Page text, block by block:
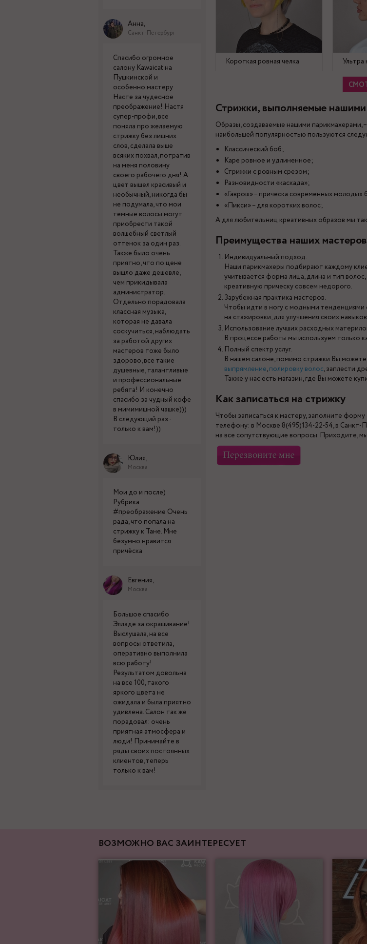
Анна,
Санкт-Петербург
Спасибо огромное
салону Kawaicat на
Пушкинской и
особенно мастеру
Насте за чудесное
преображение! Настя
супер-профи, все
поняла про желаемую
стрижку без лишних
слов, сделала выше
всяких похвал, потратив
на меня половину
своего рабочего дня! А
цвет вышел красивый и
необычный, никогда бы
не подумала, что мои
темные волосы могут
приобрести такой
волшебный светлый
оттенок за один раз.
Также было очень
приятно, что по цене
вышло даже дешевле,
чем прикидывала
администратор.
Отдельно порадовала
классная музыка,
которая не давала
соскучиться, наблюдать
за работой других
мастеров тоже было
здорово, все такие
душевные, талантливые
и профессиональные
ребята! И конечно
спасибо за чудный кофе
в мимимишной чашке)))
В следующий раз -
только к вам!))
Юлия,
Москва
Мои до и после)
Рубрика
#преображение Очень
рада, что попала на
стрижку к Тане. Мне
безумно нравится
причёска
Евгения,
Москва
Большое спасибо
Элладе за окрашивание!
Выслушала, на все
вопросы ответила,
оперативно выполнила
всю работу!
Результатом довольна
на все 100, такого
яркого цвета не
ожидала и была приятно
удивлена. Салон так же
порадовал: очень
приятная атмосфера и
люди! Принимайте в
ряды своих постоянных
клиентов, теперь
только к вам!
Короткая ровная челка
Ультра
Стрижки, выполняемые
Образы, создаваемые нашими парикмахерами,
наибольшей популярностью пользуются
Классический боб;
Каре ровное и удлиненное;
Стрижки с ровным срезом;
Разновидности «каскада»;
«Гаврош» – прическа современных молодых
«Пикси» – для коротких волос;
А для любительниц креативных образов мы
Преимущества наших мастеров
Индивидуальный подход.
Наши парикмахеры подбирают каждому
учитывается форма лица, длина и тип
креативную прическу совсем недорого.
Зарубежная практика мастеров.
Чтобы идти в ногу с модными тенденциями
на стажировки, для улучшения своих
Использование лучших расходных
В процессе работы мы используем только
Полный спектр услуг.
В нашем салоне, помимо стрижки Вы можете
выпрямление,полировку волос, заплести
Также у нас есть магазин, где Вы можете
Как записаться на стрижку
Чтобы записаться к мастеру, заполните
телефону: в Москве 8(495)134-22-54, в
на все сопутствующие вопросы. Приходите,
ВОЗМОЖНО ВАС ЗАИНТЕРЕСУЕТ